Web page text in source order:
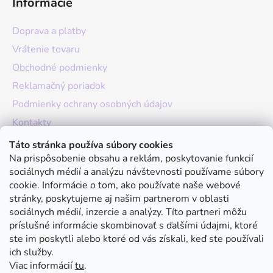
Táto stránka používa súbory cookies
Na prispôsobenie obsahu a reklám, poskytovanie funkcií
sociálnych médií a analýzu návštevnosti používame súbory
cookie. Informácie o tom, ako používate naše webové
stránky, poskytujeme aj našim partnerom v oblasti
sociálnych médií, inzercie a analýzy. Títo partneri môžu
príslušné informácie skombinovať s ďalšími údajmi, ktoré
ste im poskytli alebo ktoré od vás získali, keď ste používali
ich služby.
Viac informáciítu.
Doprava a platby
Vrátenie tovaru
Obchodné podmienky
Reklamačný poriadok
Podmienky ochrany osobných údajov
Kontakty
O nás
Hodnotenie obchodu
Moja objednávka
Instagram